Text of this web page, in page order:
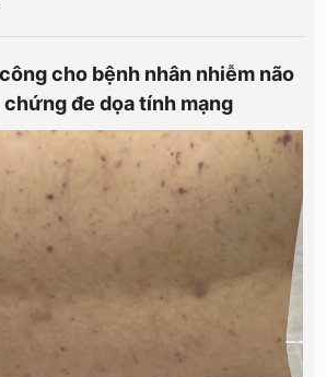
cho bệnh nhân nhiễm não
chứng đe dọa tính mạng